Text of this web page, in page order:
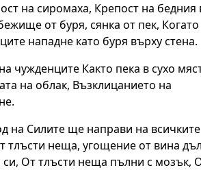
на сиромаха, Крепост на бедния
от буря, сянка от пек, Когато
нападне като буря върху стена.
Както пека в сухо
на облак, Възклицанието на
на Силите ще направи на всичките
тлъсти неща, угощение от вина
си, От тлъсти неща пълни с мозък,